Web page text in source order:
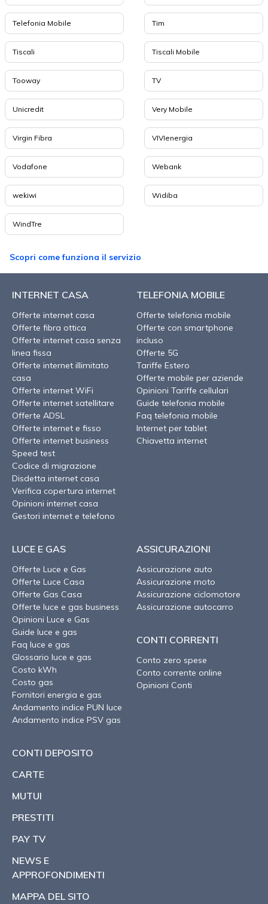
Telefonia Mobile Tim
Tiscali Tiscali Mobile
Tooway TV
Unicredit Very Mobile
Virgin Fibra VIVIenergia
Vodafone Webank
wekiwi Widiba
WindTre
Scopri come funziona il servizio
INTERNET CASA
Offerte internet casa
Offerte fibra ottica
Offerte internet casa senza
linea fissa
Offerte internet illimitato
casa
Offerte internet WiFi
Offerte internet satellitare
Offerte ADSL
Offerte internet e fisso
Offerte internet business
Speed test
Codice di migrazione
Disdetta internet casa
Verifica copertura internet
Opinioni internet casa
Gestori internet e telefono
TELEFONIA MOBILE
Offerte telefonia mobile
Offerte con smartphone
incluso
Offerte 5G
Tariffe Estero
Offerte mobile per aziende
Opinioni Tariffe cellulari
Guide telefonia mobile
Faq telefonia mobile
Internet per tablet
Chiavetta internet
LUCE E GAS
Offerte Luce e Gas
Offerte Luce Casa
Offerte Gas Casa
Offerte luce e gas business
Opinioni Luce e Gas
Guide luce e gas
Faq luce e gas
Glossario luce e gas
Costo kWh
Costo gas
Fornitori energia e gas
Andamento indice PUN luce
Andamento indice PSV gas
ASSICURAZIONI
Assicurazione auto
Assicurazione moto
Assicurazione ciclomotore
Assicurazione autocarro
CONTI CORRENTI
Conto zero spese
Conto corrente online
Opinioni Conti
CONTI DEPOSITO
CARTE
MUTUI
PRESTITI
PAY TV
NEWS E
APPROFONDIMENTI
MAPPA DEL SITO